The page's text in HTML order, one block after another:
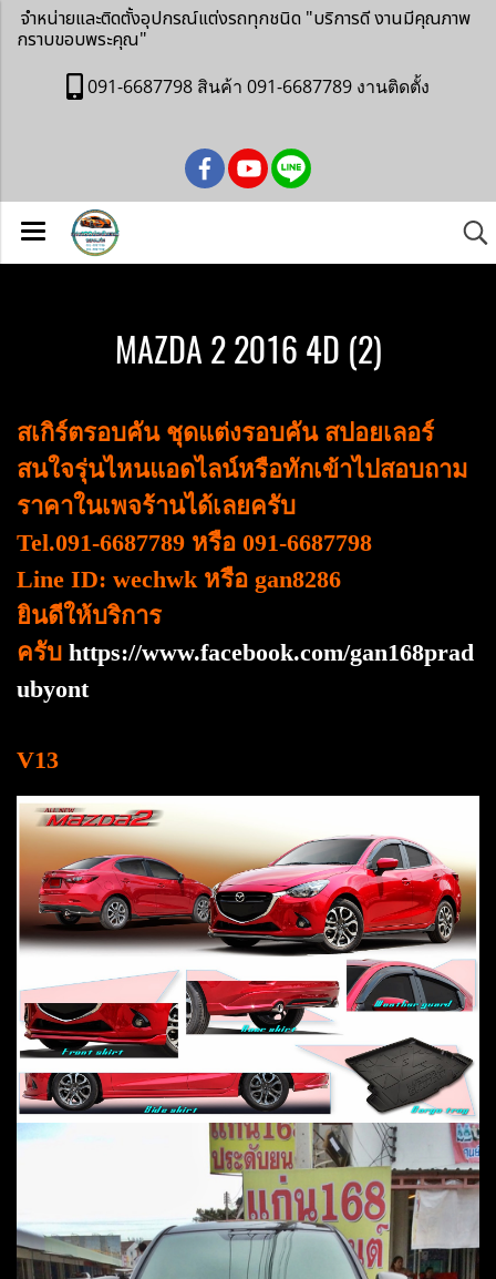
จำหน่ายและติดตั้งอุปกรณ์แต่งรถทุกชนิด "บริการดี งานมีคุณภาพ
กราบขอบพระคุณ"
091-6687798 สินค้า 091-6687789 งานติดตั้ง
MAZDA 2 2016 4D (2)
สเกิร์ตรอบคัน ชุดแต่งรอบคัน สปอยเลอร์
สนใจรุ่นไหนแอดไลน์หรือทักเข้าไปสอบถาม
ราคาในเพจร้านได้เลยครับ
Tel.091-6687789 หรือ 091-6687798
Line ID: wechwk หรือ gan8286
ยินดีให้บริการ
ครับ https://www.facebook.com/gan168prad
ubyont
V13